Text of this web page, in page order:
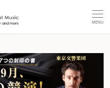
MENU